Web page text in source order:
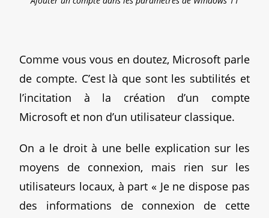
Comme vous vous en doutez, Microsoft parle
de compte. C’est là que sont les subtilités et
l’incitation à la création d’un compte
Microsoft et non d’un utilisateur classique.
On a le droit à une belle explication sur les
moyens de connexion, mais rien sur les
utilisateurs locaux, à part « Je ne dispose pas
des informations de connexion de cette